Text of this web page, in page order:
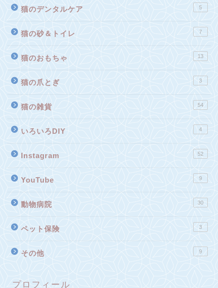
猫のデンタルケア 5
猫の砂＆トイレ 7
猫のおもちゃ 13
猫の爪とぎ 3
猫の雑貨 54
いろいろDIY 4
Instagram 52
YouTube 9
動物病院 30
ペット保険 3
その他 9
プロフィール